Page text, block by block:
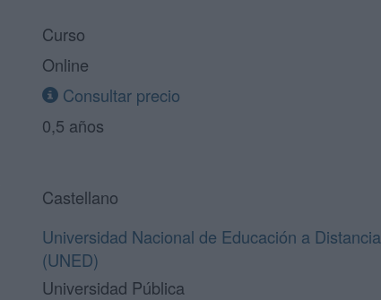
Curso
Online
Consultar precio
0,5 años
Castellano
Universidad Nacional de Educación a Distancia
(UNED)
Universidad Pública